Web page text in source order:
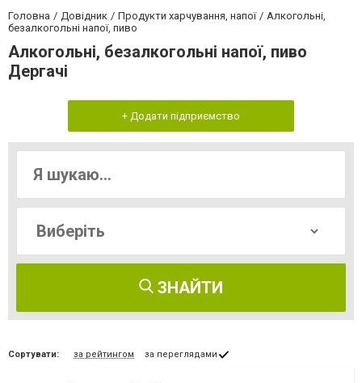
Головна Довідник Продукти харчування, напої
Алкогольні,
безалкогольні напої, пиво
Алкогольні, безалкогольні напої, пиво
Дергачі
+ Додати підприємство
ЗНАЙТИ
Сортувати: за рейтингом за переглядами